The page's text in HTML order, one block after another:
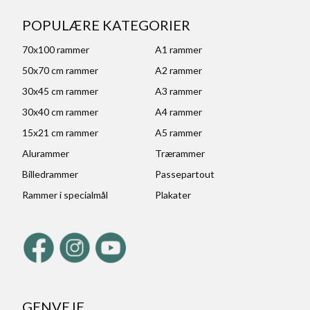
POPULÆRE KATEGORIER
70x100 rammer
A1 rammer
50x70 cm rammer
A2 rammer
30x45 cm rammer
A3 rammer
30x40 cm rammer
A4 rammer
15x21 cm rammer
A5 rammer
Alurammer
Trærammer
Billedrammer
Passepartout
Rammer i specialmål
Plakater